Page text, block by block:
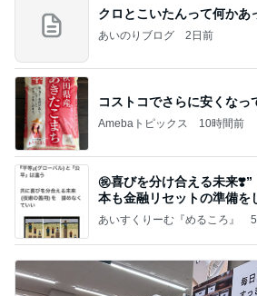
クロとこいたんって何かあ
あいのりブログ 2日前
コストコでさらに安くなっ
Amebaトピックス 10時間前
㊗️喜びを分け合える未来❣️”
本も⾦融リセットの準備を
あいすくりーむ『めるころ』